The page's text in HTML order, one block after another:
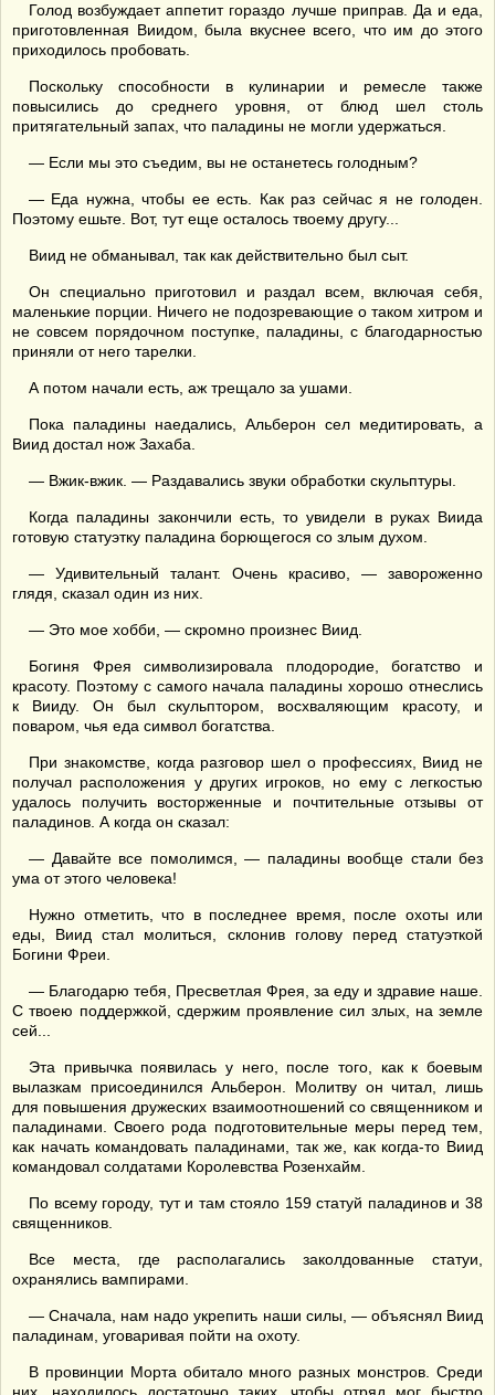
Голод возбуждает аппетит гораздо лучше приправ. Да и еда,
приготовленная Виидом, была вкуснее всего, что им до этого
приходилось пробовать.
Поскольку способности в кулинарии и ремесле также
повысились до среднего уровня, от блюд шел столь
притягательный запах, что паладины не могли удержаться.
— Если мы это съедим, вы не останетесь голодным?
— Еда нужна, чтобы ее есть. Как раз сейчас я не голоден.
Поэтому ешьте. Вот, тут еще осталось твоему другу...
Виид не обманывал, так как действительно был сыт.
Он специально приготовил и раздал всем, включая себя,
маленькие порции. Ничего не подозревающие о таком хитром и
не совсем порядочном поступке, паладины, с благодарностью
приняли от него тарелки.
А потом начали есть, аж трещало за ушами.
Пока паладины наедались, Альберон сел медитировать, а
Виид достал нож Захаба.
— Вжик-вжик. — Раздавались звуки обработки скульптуры.
Когда паладины закончили есть, то увидели в руках Виида
готовую статуэтку паладина борющегося со злым духом.
— Удивительный талант. Очень красиво, — завороженно
глядя, сказал один из них.
— Это мое хобби, — скромно произнес Виид.
Богиня Фрея символизировала плодородие, богатство и
красоту. Поэтому с самого начала паладины хорошо отнеслись
к Вииду. Он был скульптором, восхваляющим красоту, и
поваром, чья еда символ богатства.
При знакомстве, когда разговор шел о профессиях, Виид не
получал расположения у других игроков, но ему с легкостью
удалось получить восторженные и почтительные отзывы от
паладинов. А когда он сказал:
— Давайте все помолимся, — паладины вообще стали без
ума от этого человека!
Нужно отметить, что в последнее время, после охоты или
еды, Виид стал молиться, склонив голову перед статуэткой
Богини Фреи.
— Благодарю тебя, Пресветлая Фрея, за еду и здравие наше.
С твоею поддержкой, сдержим проявление сил злых, на земле
сей...
Эта привычка появилась у него, после того, как к боевым
вылазкам присоединился Альберон. Молитву он читал, лишь
для повышения дружеских взаимоотношений со священником и
паладинами. Своего рода подготовительные меры перед тем,
как начать командовать паладинами, так же, как когда-то Виид
командовал солдатами Королевства Розенхайм.
По всему городу, тут и там стояло 159 статуй паладинов и 38
священников.
Все места, где располагались заколдованные статуи,
охранялись вампирами.
— Сначала, нам надо укрепить наши силы, — объяснял Виид
паладинам, уговаривая пойти на охоту.
В провинции Морта обитало много разных монстров. Среди